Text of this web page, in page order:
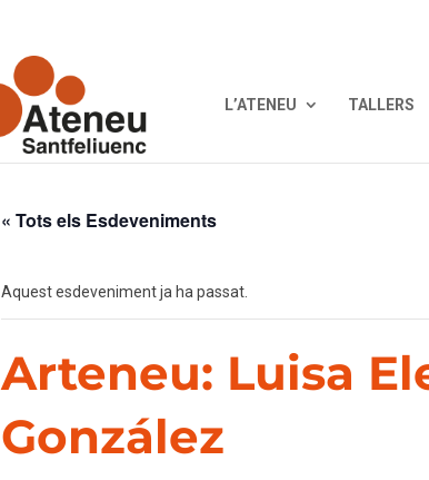
L’ATENEU TALLERS
« Tots els Esdeveniments
Aquest esdeveniment ja ha passat.
Arteneu: Luisa
González